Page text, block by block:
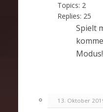
Topics: 2
Replies: 25
Spielt
Modus!
13. Oktober